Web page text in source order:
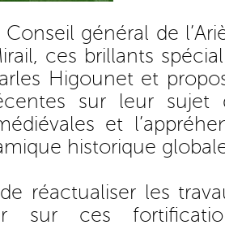
général de
ces brillants
Higounet et
sur leur sujet
et
historique
réactualiser les
sur ces